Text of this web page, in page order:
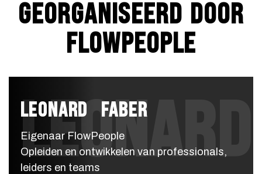
GEORGANISEERD DOOR
FLOWPEOPLE
LEONARD FABER
Eigenaar FlowPeople
Opleiden en ontwikkelen van professionals,
leiders en teams
LEONARD